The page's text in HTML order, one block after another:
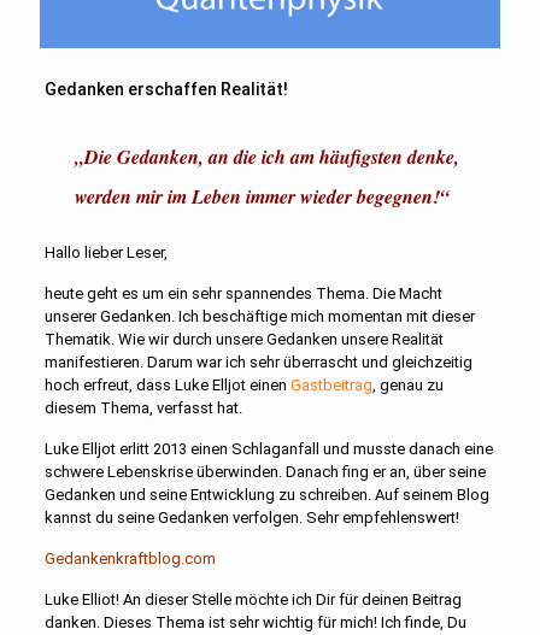
Gedanken erschaffen Realität!
„Die Gedanken, an die ich am häufigsten denke,
werden mir im Leben immer wieder begegnen!“
Hallo lieber Leser,
heute geht es um ein sehr spannendes Thema. Die Macht
unserer Gedanken. Ich beschäftige mich momentan mit dieser
Thematik. Wie wir durch unsere Gedanken unsere Realität
manifestieren. Darum war ich sehr überrascht und gleichzeitig
hoch erfreut, dass Luke Elljot einen Gastbeitrag, genau zu
diesem Thema, verfasst hat.
Luke Elljot erlitt 2013 einen Schlaganfall und musste danach eine
schwere Lebenskrise überwinden. Danach fing er an, über seine
Gedanken und seine Entwicklung zu schreiben. Auf seinem Blog
kannst du seine Gedanken verfolgen. Sehr empfehlenswert!
Gedankenkraftblog.com
Luke Elliot! An dieser Stelle möchte ich Dir für deinen Beitrag
danken. Dieses Thema ist sehr wichtig für mich! Ich finde, Du